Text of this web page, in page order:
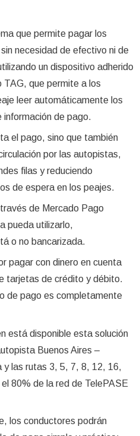
que permite pagar los
necesidad de efectivo ni de
un dispositivo adherido
TAG, que permite a los
leer automáticamente los
de pago.
el pago, sino que también
por las autopistas,
filas y reduciendo
de espera en los peajes.
de Mercado Pago
pueda utilizarlo,
o no bancarizada.
pagar con dinero en cuenta
tarjetas de crédito y débito.
de pago es completamente
está disponible esta solución
Buenos Aires –
y las rutas 3, 5, 7, 8, 12, 16,
80% de la red de TelePASE
los conductores podrán